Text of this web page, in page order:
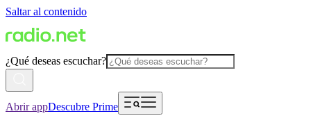
Saltar al contenido
¿Qué deseas escuchar?
Abrir appDescubre Prime